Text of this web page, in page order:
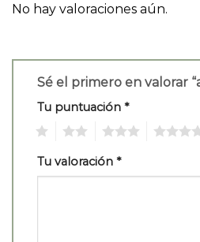
No hay valoraciones aún.
Sé el primero en valorar
Tu puntuación *
Tu valoración *